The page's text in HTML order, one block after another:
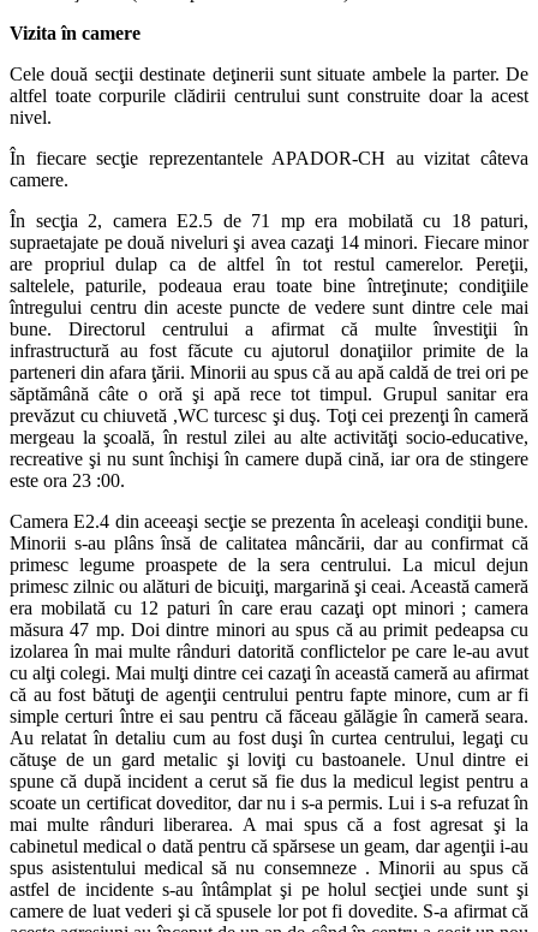
Vizita în camere
Cele două secţii destinate deţinerii sunt situate ambele la parter. De
altfel toate corpurile clădirii centrului sunt construite doar la acest
nivel.
În fiecare secţie reprezentantele APADOR-CH au vizitat câteva
camere.
În secţia 2, camera E2.5 de 71 mp era mobilată cu 18 paturi,
supraetajate pe două niveluri şi avea cazaţi 14 minori. Fiecare minor
are propriul dulap ca de altfel în tot restul camerelor. Pereţii,
saltelele, paturile, podeaua erau toate bine întreţinute; condiţiile
întregului centru din aceste puncte de vedere sunt dintre cele mai
bune. Directorul centrului a afirmat că multe învestiţii în
infrastructură au fost făcute cu ajutorul donaţiilor primite de la
parteneri din afara ţării. Minorii au spus că au apă caldă de trei ori pe
săptămână câte o oră şi apă rece tot timpul. Grupul sanitar era
prevăzut cu chiuvetă ,WC turcesc şi duş. Toţi cei prezenţi în cameră
mergeau la şcoală, în restul zilei au alte activităţi socio-educative,
recreative şi nu sunt închişi în camere după cină, iar ora de stingere
este ora 23 :00.
Camera E2.4 din aceeaşi secţie se prezenta în aceleaşi condiţii bune.
Minorii s-au plâns însă de calitatea mâncării, dar au confirmat că
primesc legume proaspete de la sera centrului. La micul dejun
primesc zilnic ou alături de bicuiţi, margarină şi ceai. Această cameră
era mobilată cu 12 paturi în care erau cazaţi opt minori ; camera
măsura 47 mp. Doi dintre minori au spus că au primit pedeapsa cu
izolarea în mai multe rânduri datorită conflictelor pe care le-au avut
cu alţi colegi. Mai mulţi dintre cei cazaţi în această cameră au afirmat
că au fost bătuţi de agenţii centrului pentru fapte minore, cum ar fi
simple certuri între ei sau pentru că făceau gălăgie în cameră seara.
Au relatat în detaliu cum au fost duşi în curtea centrului, legaţi cu
cătuşe de un gard metalic şi loviţi cu bastoanele. Unul dintre ei
spune că după incident a cerut să fie dus la medicul legist pentru a
scoate un certificat doveditor, dar nu i s-a permis. Lui i s-a refuzat în
mai multe rânduri liberarea. A mai spus că a fost agresat şi la
cabinetul medical o dată pentru că spărsese un geam, dar agenţii i-au
spus asistentului medical să nu consemneze . Minorii au spus că
astfel de incidente s-au întâmplat şi pe holul secţiei unde sunt şi
camere de luat vederi şi că spusele lor pot fi dovedite. S-a afirmat că